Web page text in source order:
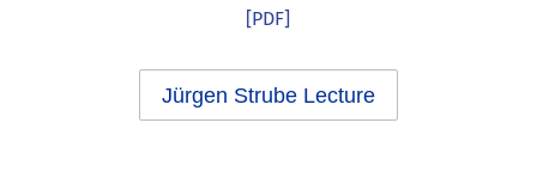
[PDF]
Jürgen Strube Lecture